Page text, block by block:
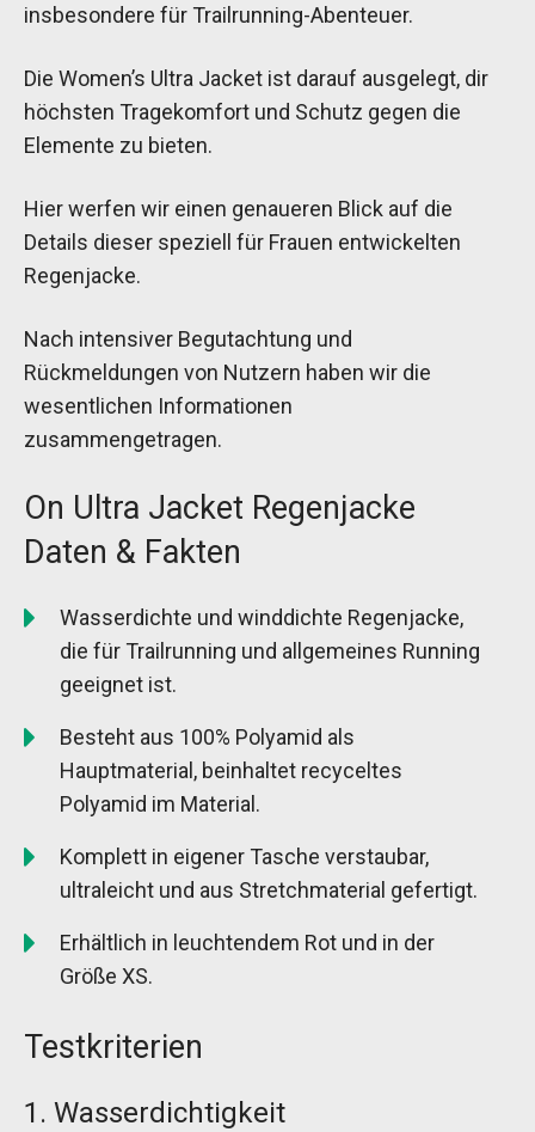
insbesondere für Trailrunning-Abenteuer.
Die Women’s Ultra Jacket ist darauf ausgelegt, dir
höchsten Tragekomfort und Schutz gegen die
Elemente zu bieten.
Hier werfen wir einen genaueren Blick auf die
Details dieser speziell für Frauen entwickelten
Regenjacke.
Nach intensiver Begutachtung und
Rückmeldungen von Nutzern haben wir die
wesentlichen Informationen
zusammengetragen.
On Ultra Jacket Regenjacke
Daten & Fakten
Wasserdichte und winddichte Regenjacke,
die für Trailrunning und allgemeines Running
geeignet ist.
Besteht aus 100% Polyamid als
Hauptmaterial, beinhaltet recyceltes
Polyamid im Material.
Komplett in eigener Tasche verstaubar,
ultraleicht und aus Stretchmaterial gefertigt.
Erhältlich in leuchtendem Rot und in der
Größe XS.
Testkriterien
1. Wasserdichtigkeit